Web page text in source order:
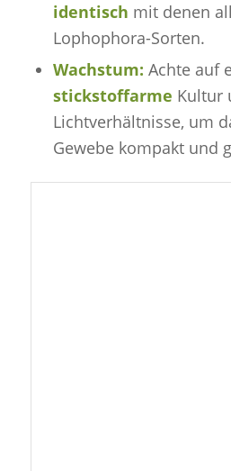
identisch mit denen
Lophophora-Sorten.
Wachstum: Achte auf
stickstoffarme Kultur
Lichtverhältnisse, um
Gewebe kompakt und